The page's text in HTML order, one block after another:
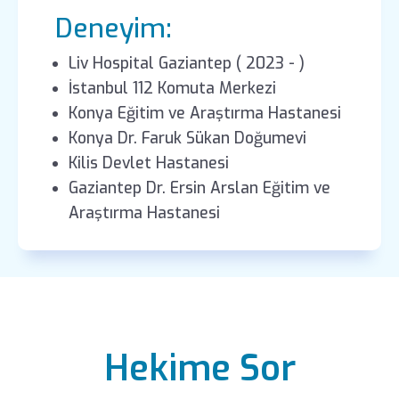
Deneyim:
Liv Hospital Gaziantep ( 2023 - )
İstanbul 112 Komuta Merkezi
Konya Eğitim ve Araştırma Hastanesi
Konya Dr. Faruk Sükan Doğumevi
Kilis Devlet Hastanesi
Gaziantep Dr. Ersin Arslan Eğitim ve
Araştırma Hastanesi
Hekime Sor